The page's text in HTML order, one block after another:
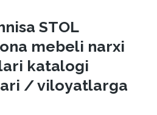
STOL
mebeli narxi
katalogi
/ viloyatlarga